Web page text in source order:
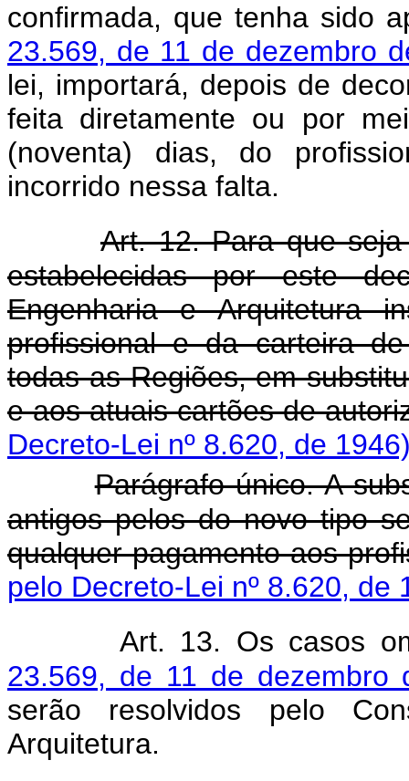
confirmada, que tenha sido
23.569, de 11 de dezembro
lei, importará, depois de
feita diretamente ou por
(noventa) dias, do
incorrido nessa falta.
Art. 12. Para que
estabelecidas por este
Engenharia e Arquitetura
profissional e da carteira
todas as Regiões, em
e aos atuais cartões de
Decreto-Lei nº 8.620, de
Parágrafo único. A
antigos pelos do novo tipo
qualquer pagamento aos
pelo Decreto-Lei nº 8.620, de
Art. 13. Os casos
23.569, de 11 de dezembro
serão resolvidos pelo
Arquitetura.